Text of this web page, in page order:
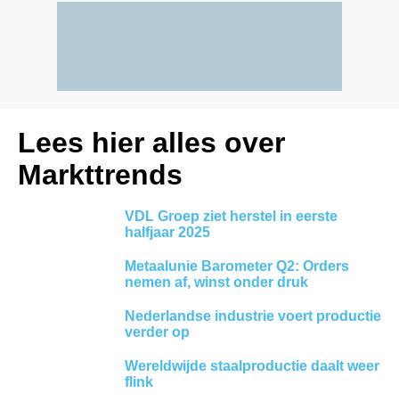
Lees hier alles over
Markttrends
VDL Groep ziet herstel in eerste
halfjaar 2025
Metaalunie Barometer Q2: Orders
nemen af, winst onder druk
Nederlandse industrie voert productie
verder op
Wereldwijde staalproductie daalt weer
flink